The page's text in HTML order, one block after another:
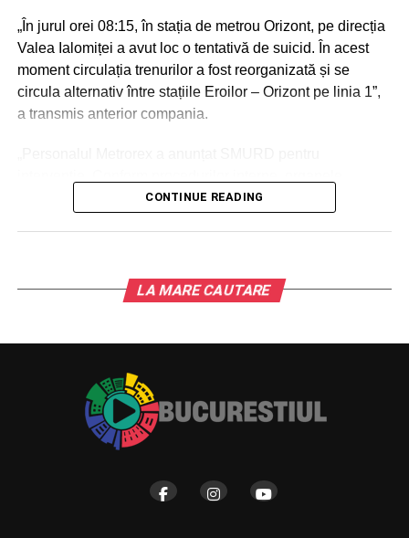
„În jurul orei 08:15, în stația de metrou Orizont, pe direcția
Valea Ialomiței a avut loc o tentativă de suicid. În acest
moment circulația trenurilor a fost reorganizată și se
circula alternativ între stațiile Eroilor – Orizont pe linia 1”,
a transmis anterior compania.
abilitate împreună cu Metrorex vor deschide o anchetă de
Conform procedurilor interne, organele abilitate împreună
împrejurările în care s-a produs evenimentul, au precizat
reprezentanții companiei.
Din primele informații, se pare că este vorba despre un
bărbat, în vârstă de 47 de ani.
08.30, polițiștii Direcției Generale de Poliţie a Municipiului
CONTINUE READING
LA MARE CAUTARE